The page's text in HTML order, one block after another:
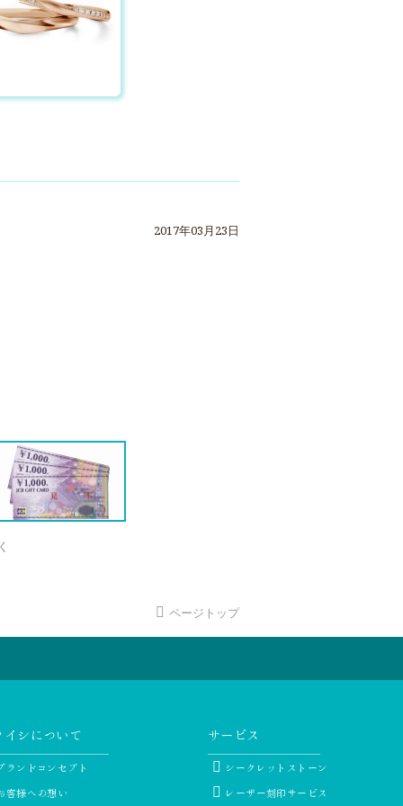
2017年03月23日
ページトップ
イシについて
ランドコンセプト
客様への想い
サービス
シークレットストーン
レーザー刻印サービス